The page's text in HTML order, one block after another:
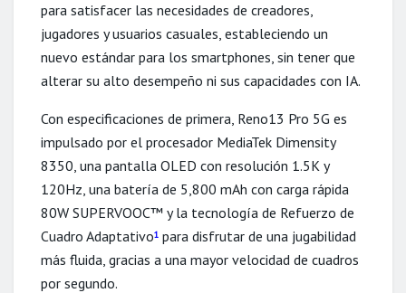
para satisfacer las necesidades de creadores,
jugadores y usuarios casuales, estableciendo un
nuevo estándar para los smartphones, sin tener que
alterar su alto desempeño ni sus capacidades con IA.
Con especificaciones de primera, Reno13 Pro 5G es
impulsado por el procesador MediaTek Dimensity
8350, una pantalla OLED con resolución 1.5K y
120Hz, una batería de 5,800 mAh con carga rápida
80W SUPERVOOC™ y la tecnología de Refuerzo de
Cuadro Adaptativo1 para disfrutar de una jugabilidad
más fluida, gracias a una mayor velocidad de cuadros
por segundo.